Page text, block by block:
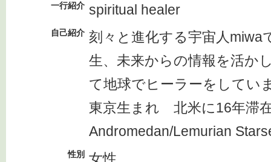
一行紹介 spiritual healer
自己紹介 刻々と進化する宇宙人miwa
生、未来からの情報を活か
て地球でヒーラーをしてい
東京生まれ 北米に16年滞
Andromedan/Lemurian
性別 女性